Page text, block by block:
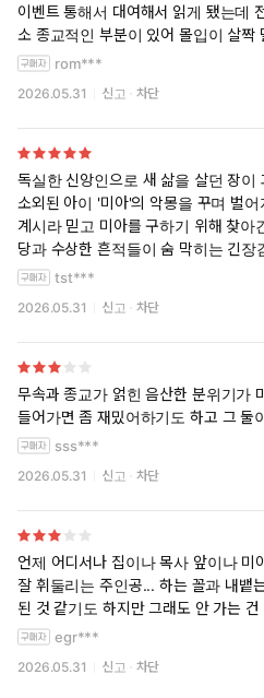
이벤트 통해서 대여해서 읽게 됐는데
소 종교적인 부분이 있어 몰입이 살짝
rom***
2026.05.31 신고 차단
독실한 신앙인으로 새 삶을 살던 장이
소외된 아이 '미아'의 악몽을 꾸며 벌
계시라 믿고 미아를 구하기 위해 찾아
당과 수상한 흔적들이 숨 막히는 긴장
괴한 무속 신앙이 얽히며 만들어내는
tst***
2026.05.31 신고 차단
무속과 종교가 얽힌 음산한 분위기가
들어가면 좀 재밌어하기도 하고 그 둘
sss***
2026.05.31 신고 차단
언제 어디서나 집이나 목사 앞이나 미
잘 휘둘리는 주인공... 하는 꼴과 내뱉
된 것 같기도 하지만 그래도 안 가는
egr***
2026.05.31 신고 차단